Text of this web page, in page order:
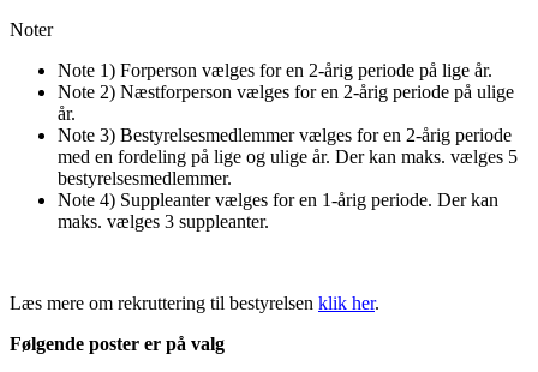
Noter
Note 1) Forperson vælges for en 2-årig periode på lige år.
Note 2) Næstforperson vælges for en 2-årig periode på ulige
år.
Note 3) Bestyrelsesmedlemmer vælges for en 2-årig periode
med en fordeling på lige og ulige år. Der kan maks. vælges 5
bestyrelsesmedlemmer.
Note 4) Suppleanter vælges for en 1-årig periode. Der kan
maks. vælges 3 suppleanter.
Læs mere om rekruttering til bestyrelsen klik her.
Følgende poster er på valg